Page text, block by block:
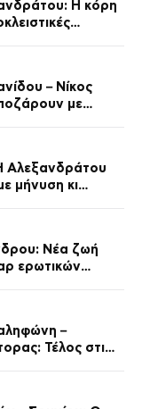
Η κόρη
– Νίκος
με
Αλεξανδράτου
μήνυση κι
Νέα ζωή
ερωτικών
–
Τέλος στις